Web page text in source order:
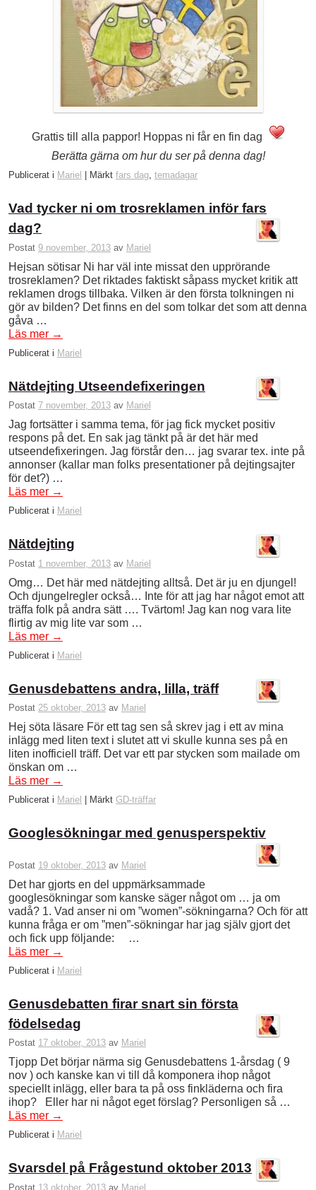
Grattis till alla pappor! Hoppas ni får en fin dag
Berätta gärna om hur du ser på denna dag!
Publicerat i Mariel Märkt fars dag, temadagar
Vad tycker ni om trosreklamen inför fars
dag?
Postat 9 november, 2013 av Mariel
Hejsan sötisar Ni har väl inte missat den upprörande
trosreklamen? Det riktades faktiskt såpass mycket kritik att
reklamen drogs tillbaka. Vilken är den första tolkningen ni
gör av bilden? Det finns en del som tolkar det som att denna
gåva …
Läs mer →
Publicerat i Mariel
Nätdejting Utseendefixeringen
Postat 7 november, 2013 av Mariel
Jag fortsätter i samma tema, för jag fick mycket positiv
respons på det. En sak jag tänkt på är det här med
utseendefixeringen. Jag förstår den… jag svarar tex. inte på
annonser (kallar man folks presentationer på dejtingsajter
för det?) …
Läs mer →
Publicerat i Mariel
Nätdejting
Postat 1 november, 2013 av Mariel
Omg… Det här med nätdejting alltså. Det är ju en djungel!
Och djungelregler också… Inte för att jag har något emot att
träffa folk på andra sätt …. Tvärtom! Jag kan nog vara lite
flirtig av mig lite var som …
Läs mer →
Publicerat i Mariel
Genusdebattens andra, lilla, träff
Postat 25 oktober, 2013 av Mariel
Hej söta läsare För ett tag sen så skrev jag i ett av mina
inlägg med liten text i slutet att vi skulle kunna ses på en
liten inofficiell träff. Det var ett par stycken som mailade om
önskan om …
Läs mer →
Publicerat i Mariel Märkt GD-träffar
Googlesökningar med genusperspektiv
Postat 19 oktober, 2013 av Mariel
Det har gjorts en del uppmärksammade
googlesökningar som kanske säger något om … ja om
vadå? 1. Vad anser ni om ”women”-sökningarna? Och för att
kunna fråga er om ”men”-sökningar har jag själv gjort det
och fick upp följande: …
Läs mer →
Publicerat i Mariel
Genusdebatten firar snart sin första
födelsedag
Postat 17 oktober, 2013 av Mariel
Tjopp Det börjar närma sig Genusdebattens 1-årsdag ( 9
nov ) och kanske kan vi till då komponera ihop något
speciellt inlägg, eller bara ta på oss finkläderna och fira
ihop? Eller har ni något eget förslag? Personligen så …
Läs mer →
Publicerat i Mariel
Svarsdel på Frågestund oktober 2013
Postat 13 oktober, 2013 av Mariel